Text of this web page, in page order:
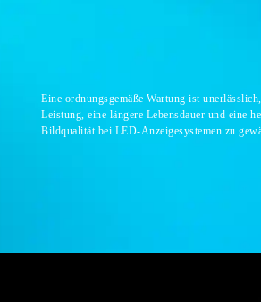
Eine ordnungsgemäße Wartung ist
Leistung, eine längere Lebensdauer und eine
Bildqualität bei LED-Anzeigesystemen zu